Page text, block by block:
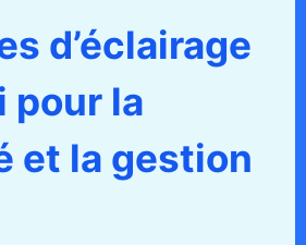
d’éclairage
pour la
et la gestion